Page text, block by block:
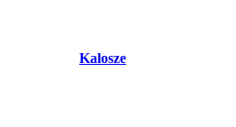
Kalosze